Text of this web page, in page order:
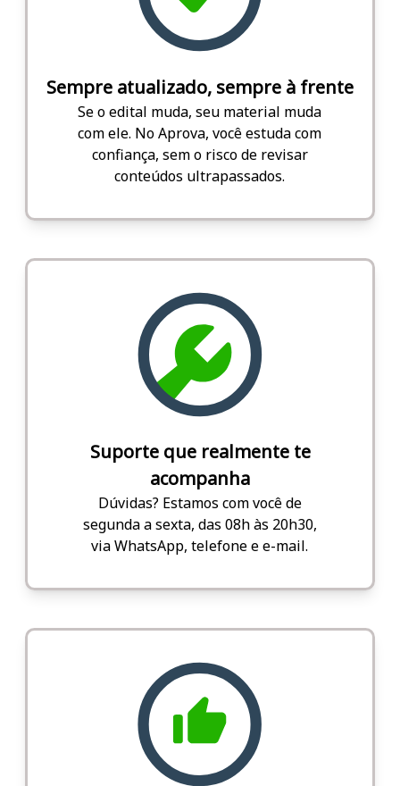
Sempre atualizado, sempre à frente
Se o edital muda, seu material muda
com ele. No Aprova, você estuda com
confiança, sem o risco de revisar
conteúdos ultrapassados.
Suporte que realmente te
acompanha
Dúvidas? Estamos com você de
segunda a sexta, das 08h às 20h30,
via WhatsApp, telefone e e-mail.